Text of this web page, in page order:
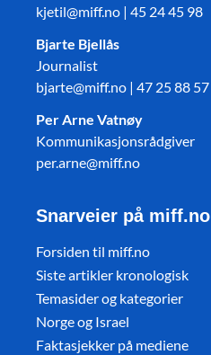
kjetil@miff.no | 45 24 45 98
Bjarte Bjellås
Journalist
bjarte@miff.no | 47 25 88 57
Per Arne Vatnøy
Kommunikasjonsrådgiver
per.arne@miff.no
Snarveier på miff.no
Forsiden til miff.no
Siste artikler kronologisk
Temasider og kategorier
Norge og Israel
Faktasjekker på mediene